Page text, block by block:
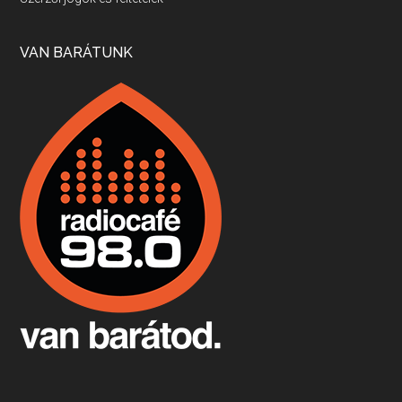
Apr 17, 2026 • 00:35:38
Boston, teadélután, bab és homár
Apr 9, 2026 • 00:37:17
Fermentáljunk, a testünk meghálálja!
Apr 3, 2026 • 00:36:07
VAN BARÁTUNK